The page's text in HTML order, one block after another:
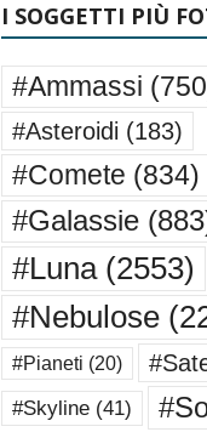
I SOGGETTI PIÙ
#Ammassi
#Asteroidi (183)
#Comete (834)
#Galassie
#Luna(2553)
#Nebulose
#Pianeti (20)
#Skyline(41)